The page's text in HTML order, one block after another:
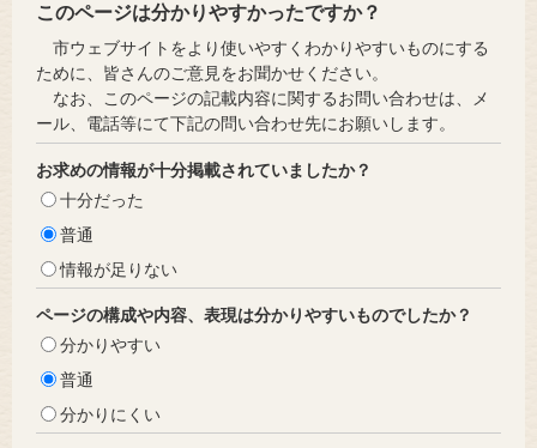
このページは分かりやすかったですか？
市ウェブサイトをより使いやすくわかりやすいものにする
ために、皆さんのご意見をお聞かせください。
なお、このページの記載内容に関するお問い合わせは、メ
ール、電話等にて下記の問い合わせ先にお願いします。
お求めの情報が十分掲載されていましたか？
十分だった
普通
情報が足りない
ページの構成や内容、表現は分かりやすいものでしたか？
分かりやすい
普通
分かりにくい